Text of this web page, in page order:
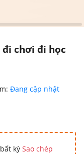
chơi đi học
Đang cập nhật
kỳ Sao chép